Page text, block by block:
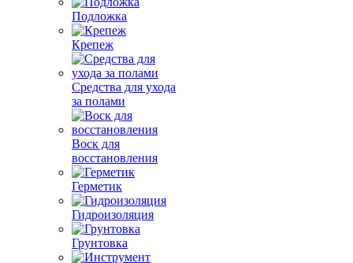
Подложка
Крепеж
Средства для ухода
за полами
Воск для
восстановления
Герметик
Гидроизоляция
Грунтовка